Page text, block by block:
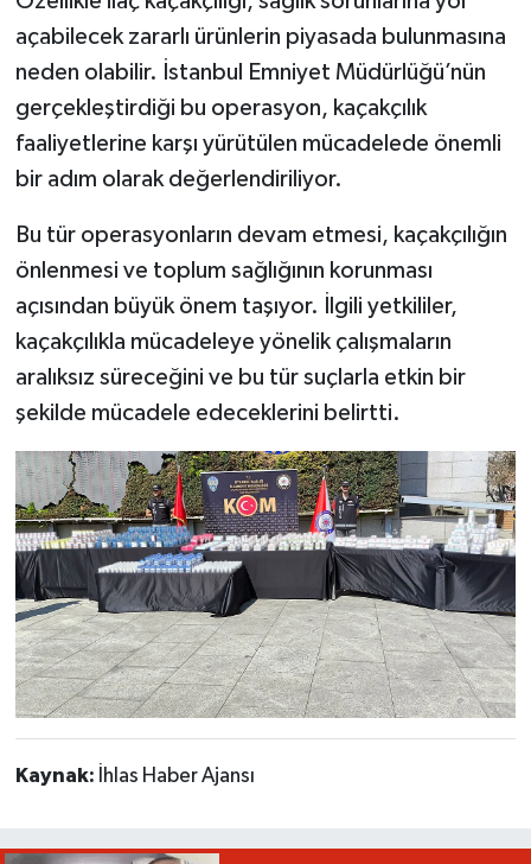
açabilecek zararlı ürünlerin piyasada bulunmasına
neden olabilir. İstanbul Emniyet Müdürlüğü’nün
gerçekleştirdiği bu operasyon, kaçakçılık
faaliyetlerine karşı yürütülen mücadelede önemli
bir adım olarak değerlendiriliyor.
Bu tür operasyonların devam etmesi, kaçakçılığın
önlenmesi ve toplum sağlığının korunması
açısından büyük önem taşıyor. İlgili yetkililer,
kaçakçılıkla mücadeleye yönelik çalışmaların
aralıksız süreceğini ve bu tür suçlarla etkin bir
şekilde mücadele edeceklerini belirtti.
Kaynak: İhlas Haber Ajansı